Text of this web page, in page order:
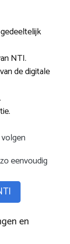
NTI.
de digitale
eenvoudig
en